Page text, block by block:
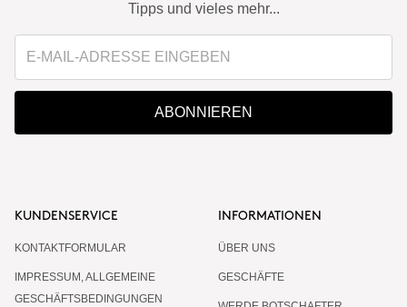
Tipps und vieles mehr...
ABONNIEREN
KUNDENSERVICE
KONTAKTFORMULAR
IMPRESSUM, ALLGEMEINE
GESCHÄFTSBEDINGUNGEN
INFORMATIONEN
ÜBER UNS
GESCHÄFTE